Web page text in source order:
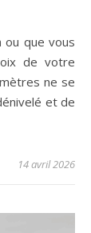
de votre
ne se
et de
14 avril 2026